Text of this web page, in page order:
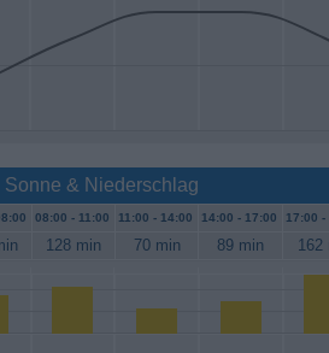
& Niederschlag
08:00 - 11:00 11:00 - 14:00 14:00 - 17:00 17:00 -
128 min 70 min 89 min 162